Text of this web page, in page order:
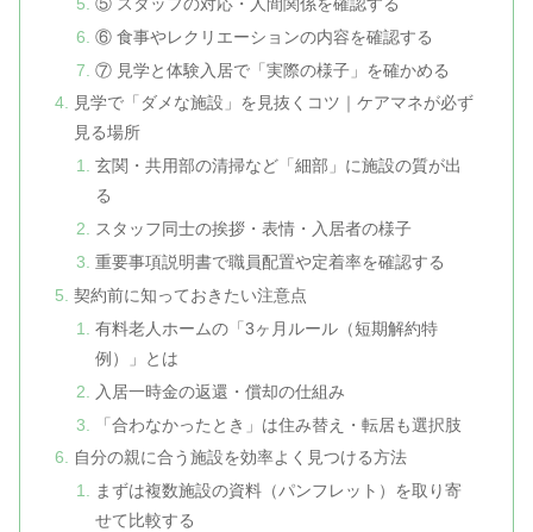
⑥ 食事やレクリエーションの内容を確認する
⑦ 見学と体験入居で「実際の様子」を確かめる
見学で「ダメな施設」を見抜くコツ｜ケアマネが必ず
見る場所
玄関・共用部の清掃など「細部」に施設の質が出
る
スタッフ同士の挨拶・表情・入居者の様子
重要事項説明書で職員配置や定着率を確認する
契約前に知っておきたい注意点
有料老人ホームの「3ヶ月ルール（短期解約特
例）」とは
入居一時金の返還・償却の仕組み
「合わなかったとき」は住み替え・転居も選択肢
自分の親に合う施設を効率よく見つける方法
まずは複数施設の資料（パンフレット）を取り寄
せて比較する